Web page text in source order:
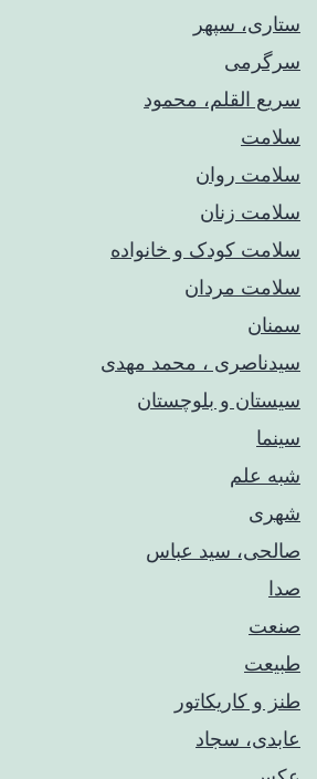
ستاری، سپهر
سرگرمی
سریع القلم، محمود
سلامت
سلامت روان
سلامت زنان
سلامت کودک‌ و خانواده
سلامت مردان
سمنان
سیدناصری ، محمد مهدی
سیستان و بلوچستان
سینما
شبه علم
شهری
صالحی، سید عباس
صدا
صنعت
طبیعت
طنز و کاریکاتور
عابدی، سجاد